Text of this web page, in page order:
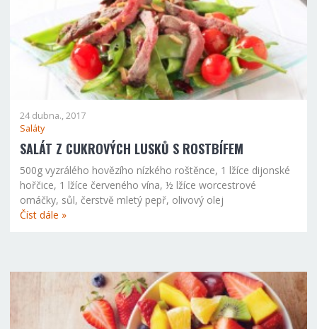
24 dubna., 2017
Saláty
SALÁT Z CUKROVÝCH LUSKŮ S ROSTBÍFEM
500g vyzrálého hovězího nízkého roštěnce, 1 lžíce dijonské
hořčice, 1 lžíce červeného vína, ½ lžíce worcestrové
omáčky, sůl, čerstvě mletý pepř, olivový olej
Číst dále »